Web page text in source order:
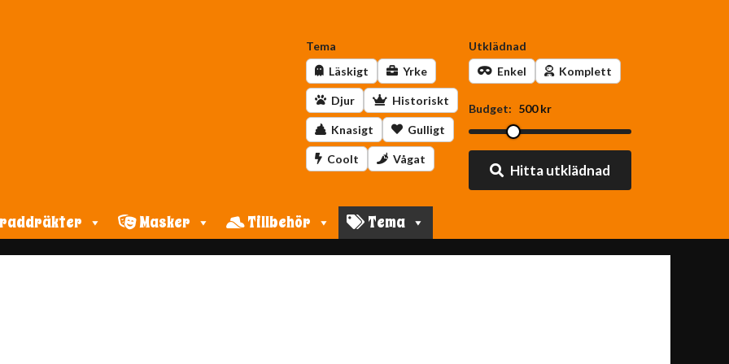
Tema
Läskigt
Yrke
Djur Historiskt
Knasigt Gulligt
Coolt Vågat
Utklädnad
Enkel
Komplett
Budget: 500 kr
Hitta utklädnad
Masker Tillbehör Tema